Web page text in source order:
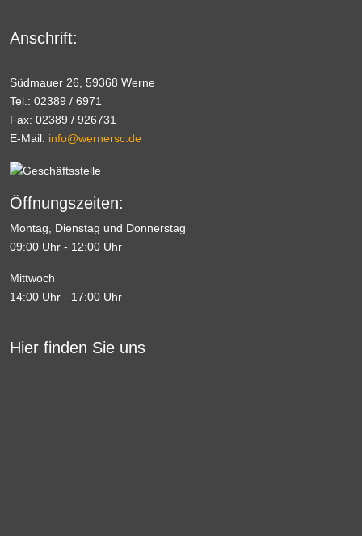
Anschrift:
Südmauer 26, 59368 Werne
Tel.: 02389 / 6971
Fax: 02389 / 926731
E-Mail: info@wernersc.de
Öffnungszeiten:
Montag, Dienstag und Donnerstag
09:00 Uhr - 12:00 Uhr
Mittwoch
14:00 Uhr - 17:00 Uhr
Hier finden Sie uns